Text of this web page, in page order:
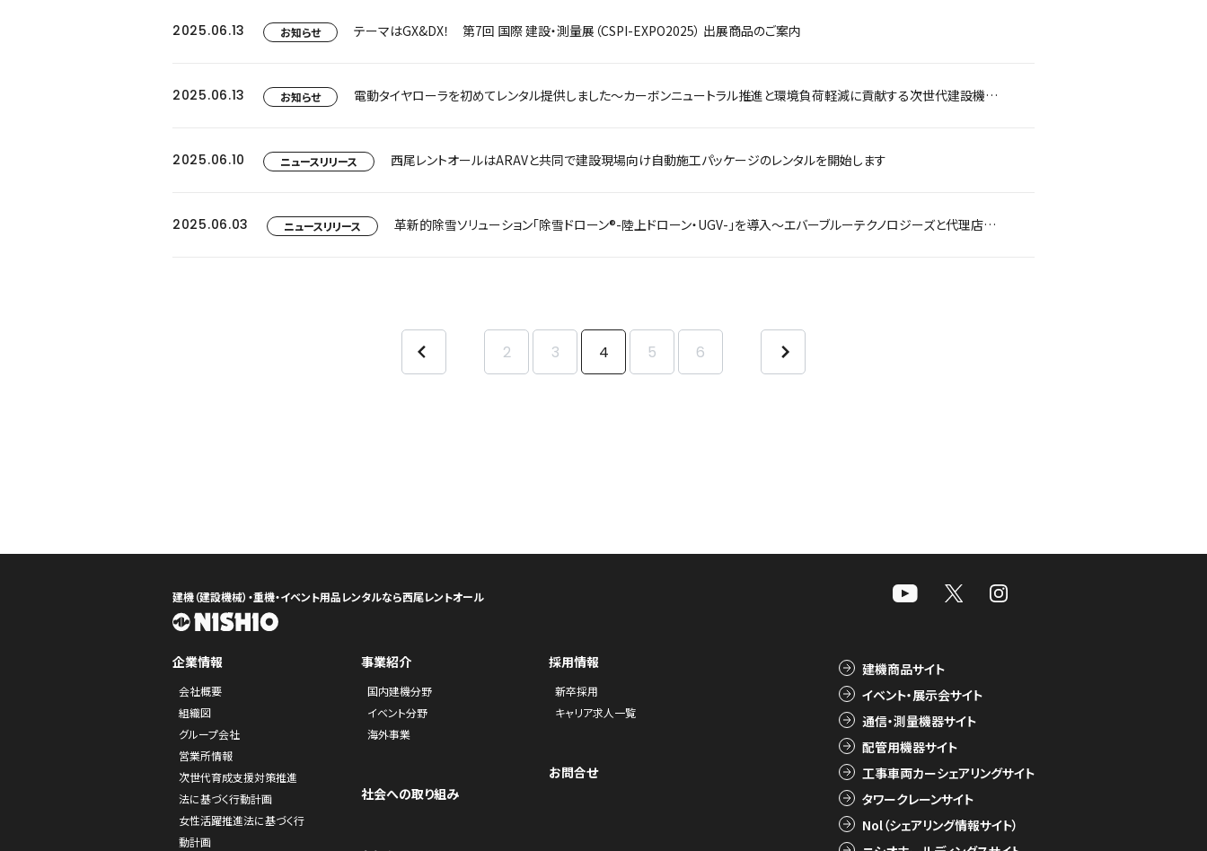
2025.06.13 お知らせ テーマはGX&DX！ 第7回 国際 建設・測量展（CSPI-EXPO2025） 出展商品のご案内
2025.06.13 お知らせ 電動タイヤローラを初めてレンタル提供しました～カーボンニュートラル推進と環境負荷軽減に貢献する次世代建設機械のレンタルを開始～
2025.06.10 ニュースリリース 西尾レントオールはARAVと共同で建設現場向け自動施工パッケージのレンタルを開始します
2025.06.03 ニュースリリース 革新的除雪ソリューション「除雪ドローン®-陸上ドローン・UGV-」を導入～エバーブルーテクノロジーズと代理店契約を締結、レンタル提供を開始します～
2 3 4 5 6
建機（建設機械）・重機・イベント用品レンタルなら西尾レントオール
企業情報
会社概要
組織図
グループ会社
営業所情報
次世代育成支援対策推進
法に基づく行動計画
女性活躍推進法に基づく行
動計画
事業紹介
国内建機分野
イベント分野
海外事業
社会への取り組み
採用情報
新卒採用
キャリア求人一覧
お問合せ
建機商品サイト
イベント・展示会サイト
通信・測量機器サイト
配管用機器サイト
工事車両カーシェアリングサイト
タワークレーンサイト
Nol（シェアリング情報サイト）